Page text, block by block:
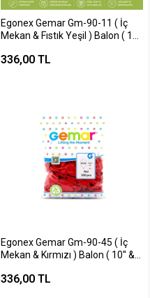
Egonex Gemar Gm-90-11 ( İç
Mekan & Fıstık Yeşil ) Balon ( 10''
336,00 TL
Egonex Gemar Gm-90-45 ( İç
Mekan & Kırmızı ) Balon ( 10'' &
336,00 TL